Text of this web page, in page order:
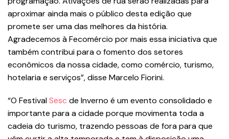
aproximar ainda mais o público desta edição que
promete ser uma das melhores da história.
Agradecemos à Fecomércio por mais essa iniciativa que
também contribui para o fomento dos setores
econômicos da nossa cidade, como comércio, turismo,
hotelaria e serviços”, disse Marcelo Fiorini.
“O FestivalSesc de Inverno é um evento consolidado e
importante para a cidade porque movimenta toda a
cadeia do turismo, trazendo pessoas de fora para que